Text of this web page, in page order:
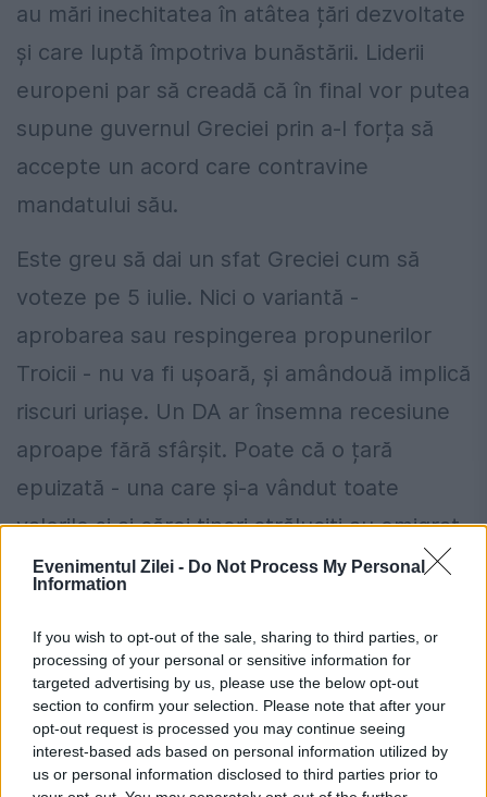
Evenimentul Zilei - Do Not Process My Personal
Information
If you wish to opt-out of the sale, sharing to third parties, or
processing of your personal or sensitive information for
targeted advertising by us, please use the below opt-out
section to confirm your selection. Please note that after your
opt-out request is processed you may continue seeing
interest-based ads based on personal information utilized by
us or personal information disclosed to third parties prior to
au mări inechitatea în atâtea țări dezvoltate
și care luptă împotriva bunăstării. Liderii
europeni par să creadă că în final vor putea
supune guvernul Greciei prin a-l forța să
accepte un acord care contravine
mandatului său.
Este greu să dai un sfat Greciei cum să
voteze pe 5 iulie. Nici o variantă -
aprobarea sau respingerea propunerilor
Troicii - nu va fi ușoară, și amândouă implică
riscuri uriașe. Un DA ar însemna recesiune
aproape fără sfârșit. Poate că o țară
epuizată - una care și-a vândut toate
valorile și ai cărei tineri străluciți au emigrat
- va primi în sfârșit iertarea datoriei; poate
medie, Grecia va deveni în sfârșit aptă
pentru a primi asistență de la Banca
Mondială. Toate acestea s-ar putea
întâmpla în următorii zece ani, sau poate